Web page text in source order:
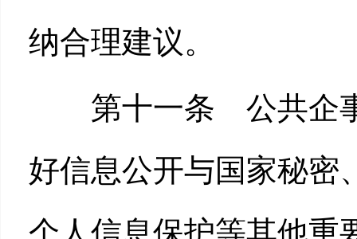
纳合理建议。
第十一条 公共企事
好信息公开与国家秘密